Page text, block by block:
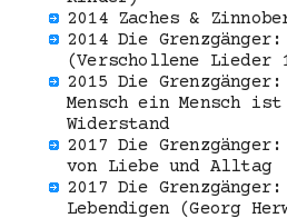
2014 Zaches &
2014 Die
(Verschollene Lieder
2015 Die
Mensch ein Mensch
Widerstand
2017 Die
von Liebe und Alltag
2017 Die
Lebendigen (Georg